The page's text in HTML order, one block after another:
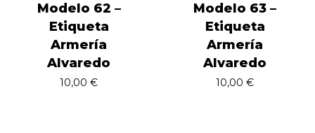
Modelo 62 –
Etiqueta
Armería
Alvaredo
10,00€
Modelo 63 –
Etiqueta
Armería
Alvaredo
10,00€